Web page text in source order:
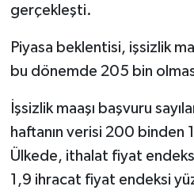
gerçekleşti.
Piyasa beklentisi, işsizlik
bu dönemde 205 bin
İşsizlik maaşı başvuru
haftanın verisi 200 binden
Ülkede, ithalat fiyat
1,9 ihracat fiyat endeksi